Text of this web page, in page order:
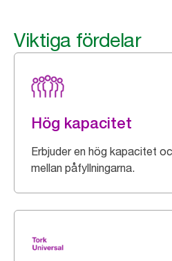
Viktiga fördelar
Hög kapacitet
Erbjuder en hög kapacitet
mellan påfyllningarna.